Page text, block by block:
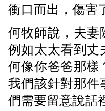
衝口而出，傷害
何牧師說，夫妻
例如太太看到丈
何像你爸爸那樣
我們該針對那件
們需要留意說話